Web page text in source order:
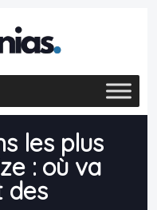
les plus
: où va
des